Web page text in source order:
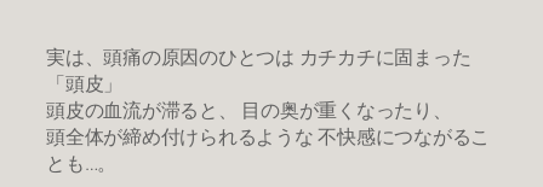
実は、頭痛の原因のひとつは カチカチに固まった
「頭皮」
頭皮の血流が滞ると、 目の奥が重くなったり、
頭全体が締め付けられるような 不快感につながるこ
とも…。